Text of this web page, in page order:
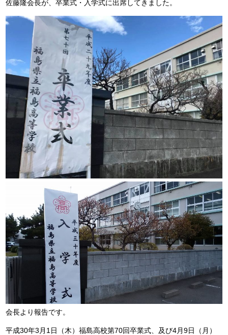
佐藤隆会長が、卒業式・入学式に出席してきました。
会長より報告です。
平成30年3月1日（木）福島高校第70回卒業式、及び4月9日（月）